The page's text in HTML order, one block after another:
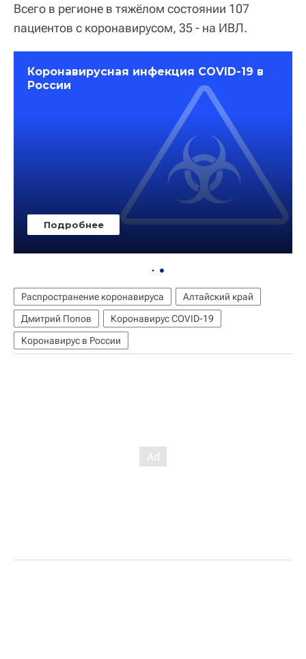
Всего в регионе в тяжёлом состоянии 107
пациентов с коронавирусом, 35 - на ИВЛ.
Распространение коронавируса
Алтайский край
Дмитрий Попов
Коронавирус COVID-19
Коронавирус в России